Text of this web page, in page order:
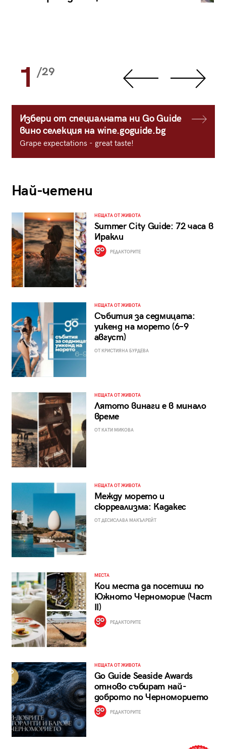
1 /29
Избери от специалната ни Go Guide
вино селекция на wine.goguide.bg
Grape expectations - great taste!
Най-четени
НЕЩАТА ОТ ЖИВОТА
Summer City Guide: 72 часа в
Иракли
РЕДАКТОРИТЕ
НЕЩАТА ОТ ЖИВОТА
Събития за седмицата:
уикенд на морето (6–9
август)
ОТ КРИСТИЯНА БУРДЕВА
НЕЩАТА ОТ ЖИВОТА
Лятото винаги е в минало
време
ОТ КАТИ МИКОВА
НЕЩАТА ОТ ЖИВОТА
Между морето и
сюрреализма: Кадакес
ОТ ДЕСИСЛАВА МАКЪЛРЕЙТ
МЕСТА
Кои места да посетиш по
Южното Черноморие (Част
II)
РЕДАКТОРИТЕ
НЕЩАТА ОТ ЖИВОТА
Go Guide Seaside Awards
отново събират най-
доброто по Черноморието
РЕДАКТОРИТЕ